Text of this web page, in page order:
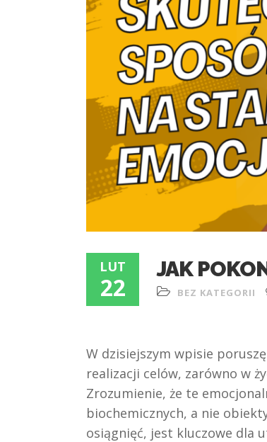
LUT
22
JAK
BEZ KATEGORII
W dzisiejszym wpisie
realizacji celów, zarówno w
Zrozumienie, że te
biochemicznych, a nie
osiągnięć, jest kluczowe dla